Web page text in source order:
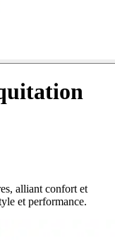
alliant confort et
et performance.